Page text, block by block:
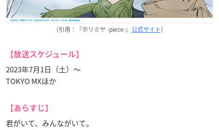
（引用：『ホリミヤ -piece-』 公式サイト）
【放送スケジュール】
2023年7月1日（土）～
TOKYO MXほか
【あらすじ】
君がいて、みんながいて。